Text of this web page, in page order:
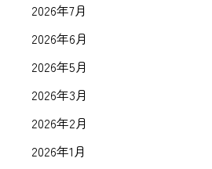
2026年7月
2026年6月
2026年5月
2026年3月
2026年2月
2026年1月